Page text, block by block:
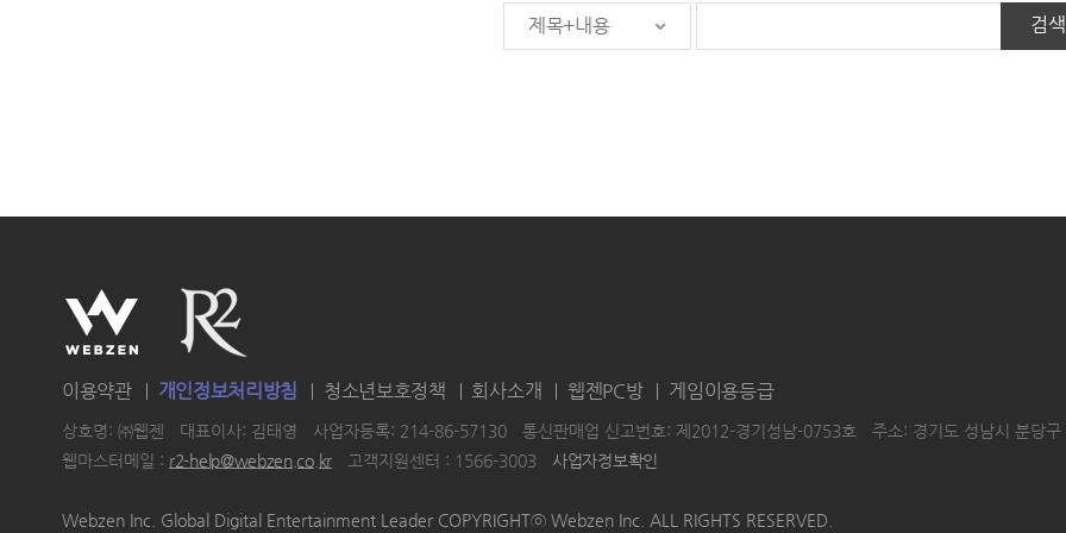
제목+내용 검색
이용약관 개인정보처리방침 청소년보호정책 회사소개 웹젠PC방 게임이용등급
상호명: ㈜웹젠 대표이사: 김태영 사업자등록: 214-86-57130 통신판매업 신고번호: 제2012-경기성남-0753호
주소: 경기도 성남시 분당
웹마스터메일 : r2-help@webzen.co.kr 고객지원센터 : 1566-3003 사업자정보확인
Webzen Inc. Global Digital Entertainment Leader COPYRIGHTⓒ Webzen Inc. ALL RIGHTS RESERVED.